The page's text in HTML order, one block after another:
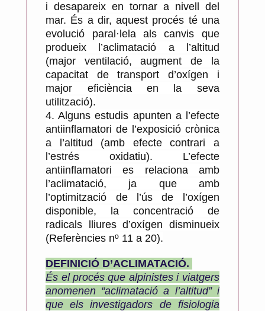
i desapareix en tornar a nivell del
mar. És a dir, aquest procés té una
evolució paral·lela als canvis que
produeix l’aclimatació a l’altitud
(major ventilació, augment de la
capacitat de transport d’oxígen i
major eficiència en la seva
utilització).
4. Alguns estudis apunten a l’efecte
antiinflamatori de l’exposició crònica
a l’altitud (amb efecte contrari a
l’estrés oxidatiu). L’efecte
antiinflamatori es relaciona amb
l’aclimatació, ja que amb
l’optimització de l’ús de l’oxígen
disponible, la concentració de
radicals lliures d’oxígen disminueix
(Referències nº 11 a 20).
DEFINICIÓ D’ACLIMATACIÓ.
És el procés que alpinistes i viatgers
anomenen “aclimatació a l’altitud” i
que els investigadors de fisiologia